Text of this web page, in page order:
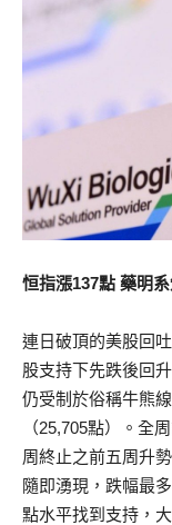
恒指漲137點 藥明
連日破頂的美股回
股支持下先跌後回
仍受制於俗稱牛熊
（25,705點）。全
周終止之前五周升
隨即湧現，跌幅最
點水平找到支持，